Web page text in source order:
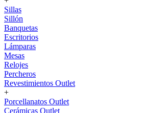
Sillas
Sillón
Banquetas
Escritorios
Lámparas
Mesas
Relojes
Percheros
Revestimientos Outlet
+
Porcellanatos Outlet
Cerámicas Outlet